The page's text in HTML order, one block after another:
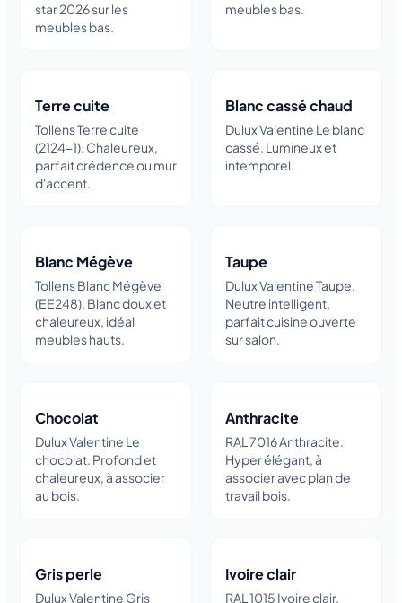
star 2026 sur les
meubles bas.
meubles bas.
Terre cuite
Tollens Terre cuite
(2124-1). Chaleureux,
parfait crédence ou mur
d'accent.
Blanc cassé chaud
Dulux Valentine Le blanc
cassé. Lumineux et
intemporel.
Blanc Mégève
Tollens Blanc Mégève
(EE248). Blanc doux et
chaleureux, idéal
meubles hauts.
Taupe
Dulux Valentine Taupe.
Neutre intelligent,
parfait cuisine ouverte
sur salon.
Chocolat
Dulux Valentine Le
chocolat. Profond et
chaleureux, à associer
au bois.
Anthracite
RAL 7016 Anthracite.
Hyper élégant, à
associer avec plan de
travail bois.
Gris perle
Dulux Valentine Gris
Ivoire clair
RAL 1015 Ivoire clair.